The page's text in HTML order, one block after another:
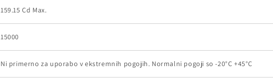
159.15 Cd Max.
15000
Ni primerno za uporabo v ekstremnih pogojih. Normalni pogoji so -20°C +45°C